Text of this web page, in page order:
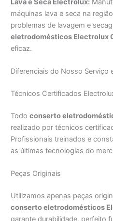
Lava e Seca Electrolux:
máquinas lava e seca na
problemas de lavagem e
eletrodomésticos Electrolux
eficaz.
Diferenciais do Nosso Serviço
Técnicos Certificados
Todoconserto
realizado por técnicos
Profissionais treinados e
as últimas tecnologias do
Peças Originais
Utilizamos apenas peças
conserto eletrodomésticos
garante durabilidade, perfeito